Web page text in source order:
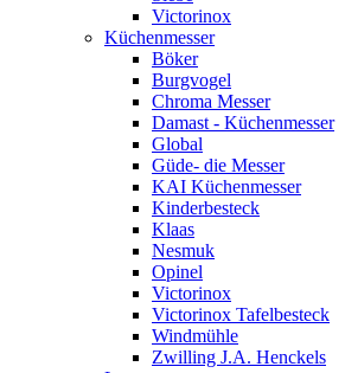
Victorinox
Küchenmesser
Böker
Burgvogel
Chroma Messer
Damast - Küchenmesser
Global
Güde- die Messer
KAI Küchenmesser
Kinderbesteck
Klaas
Nesmuk
Opinel
Victorinox
Victorinox Tafelbesteck
Windmühle
Zwilling J.A. Henckels